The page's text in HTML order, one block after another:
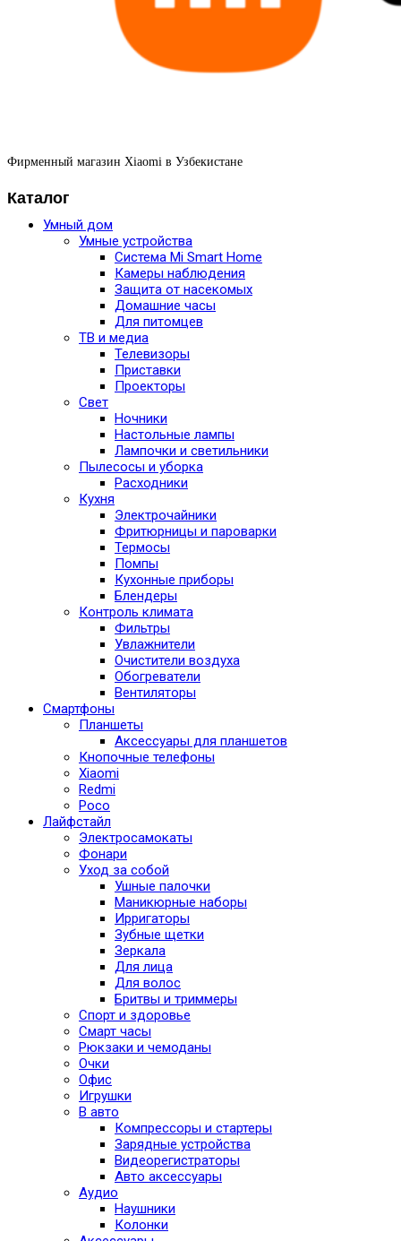
Фирменный магазин Xiaomi в Узбекистане
Каталог
Умный дом
Умные устройства
Система Mi Smart Home
Камеры наблюдения
Защита от насекомых
Домашние часы
Для питомцев
ТВ и медиа
Телевизоры
Приставки
Проекторы
Свет
Ночники
Настольные лампы
Лампочки и светильники
Пылесосы и уборка
Расходники
Кухня
Электрочайники
Фритюрницы и пароварки
Термосы
Помпы
Кухонные приборы
Блендеры
Контроль климата
Фильтры
Увлажнители
Очистители воздуха
Обогреватели
Вентиляторы
Смартфоны
Планшеты
Аксессуары для планшетов
Кнопочные телефоны
Xiaomi
Redmi
Poco
Лайфстайл
Электросамокаты
Фонари
Уход за собой
Ушные палочки
Маникюрные наборы
Ирригаторы
Зубные щетки
Зеркала
Для лица
Для волос
Бритвы и триммеры
Спорт и здоровье
Смарт часы
Рюкзаки и чемоданы
Очки
Офис
Игрушки
В авто
Компрессоры и стартеры
Зарядные устройства
Видеорегистраторы
Авто аксессуары
Аудио
Наушники
Колонки